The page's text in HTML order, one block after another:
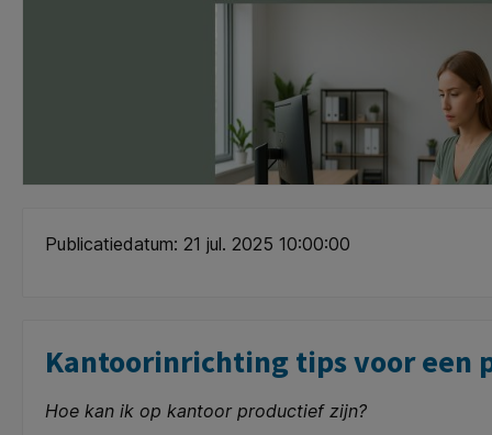
Publicatiedatum: 21 jul. 2025 10:00:00
Kantoorinrichting tips voor een
Hoe kan ik op kantoor productief zijn?